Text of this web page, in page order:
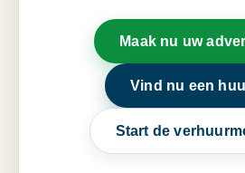
Maak nu uw
Vind nu een
Start de